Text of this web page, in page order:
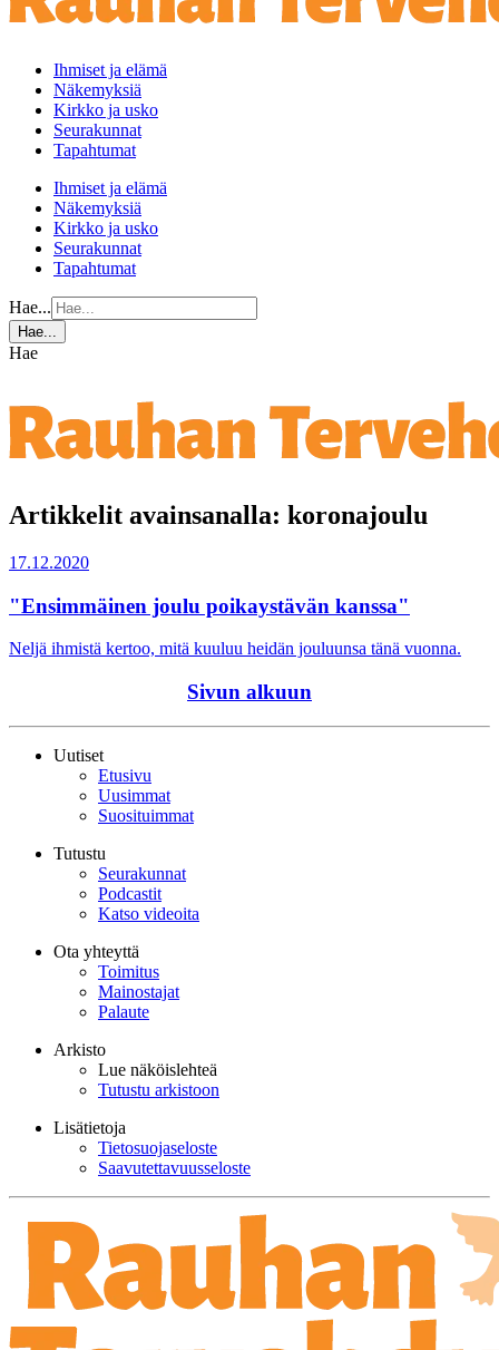
Ihmiset ja elämä
Näkemyksiä
Kirkko ja usko
Seurakunnat
Tapahtumat
Ihmiset ja elämä
Näkemyksiä
Kirkko ja usko
Seurakunnat
Tapahtumat
Hae...
Hae...
Hae
Artikkelit avainsanalla: koronajoulu
17.12.2020
"Ensimmäinen joulu poikaystävän kanssa"
Neljä ihmistä kertoo, mitä kuuluu heidän jouluunsa tänä vuonna.
Sivun alkuun
Uutiset
Etusivu
Uusimmat
Suosituimmat
Tutustu
Seurakunnat
Podcastit
Katso videoita
Ota yhteyttä
Toimitus
Mainostajat
Palaute
Arkisto
Lue näköislehteä
Tutustu arkistoon
Lisätietoja
Tietosuojaseloste
Saavutettavuusseloste